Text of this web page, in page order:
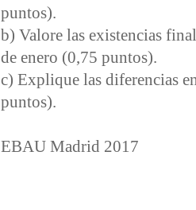
puntos).
b) Valore las existencias
de enero (0,75 puntos).
c) Explique las diferencias
puntos).
EBAU Madrid 2017